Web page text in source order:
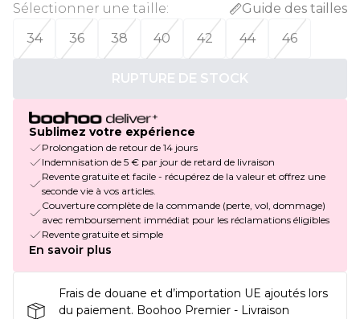
Sélectionner une taille:
Guide des tailles
34
36 38 40 42 44 46
RUPTURE DE STOCK
Sublimez votre expérience
Prolongation de retour de 14 jours
Indemnisation de 5 € par jour de retard de livraison
Revente gratuite et facile - récupérez de la valeur et offrez une
seconde vie à vos articles.
Couverture complète de la commande (perte, vol, dommage)
avec remboursement immédiat pour les réclamations éligibles
Revente gratuite et simple
En savoir plus
Frais de douane et d’importation UE ajoutés lors
du paiement. Boohoo Premier - Livraison